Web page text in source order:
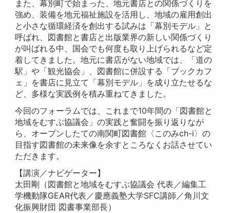
また、幕別町で始まった、地元書店との関係づくりを
強め、装備を地元福祉施設を活用し、地域の雇用創出
と小さな循環経済を創出する試みは「幕別モデル」と
呼ばれ、図書館と書店と出版業界の新しい関係づくり
が叫ばれる中、国会でも何度も取り上げられるなど定
着してきました。地元に書店がない地域では、「道の
駅」や「観光協会」、図書館に併設する「ブックカフ
ェ」を書店に見立て「幕別モデル」を成り立たせるな
ど、多様な実践例を積み重ねてきました。
今回のフォーラムでは、これまで10年間の「図書館と
地域をむすぶ協議会」の実践と奮闘を振り返りなが
ら、オープンしたての南関町図書館〈このみch-i〉の
目指す図書館の未来像を余すところなくお話させてい
ただきます。
【講演／ナビゲーター】
太田剛（図書館と地域をむすぶ協議会 代表／編集工
学機動隊GEAR代表／慶應義塾大学SFC講師／角川文
化振興財団 図書事業部長）